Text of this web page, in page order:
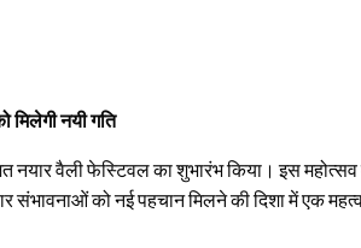
मिलेगी नयी गति
नयार वैली फेस्टिवल का शुभारंभ किया। इस
संभावनाओं को नई पहचान मिलने की दिशा में एक